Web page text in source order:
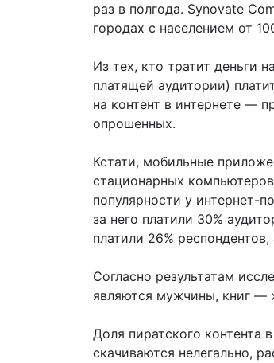
раз в полгода. Synovate
городах с населением от
Из тех, кто тратит деньги
платящей аудитории)
на контент в интернете —
опрошенных.
Кстати, мобильные
стационарных
популярности у интернет-
за него платили 30%
платили 26%
Согласно результатам
являются мужчины, книг —
Доля пиратского контента
скачиваются нелегально,